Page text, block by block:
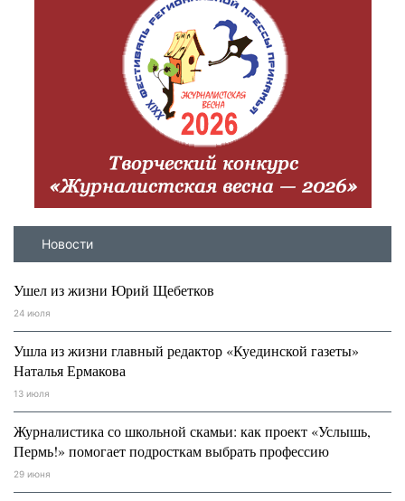
Новости
Ушел из жизни Юрий Щебетков
24 июля
Ушла из жизни главный редактор «Куединской газеты»
Наталья Ермакова
13 июля
Журналистика со школьной скамьи: как проект «Услышь,
Пермь!» помогает подросткам выбрать профессию
29 июня